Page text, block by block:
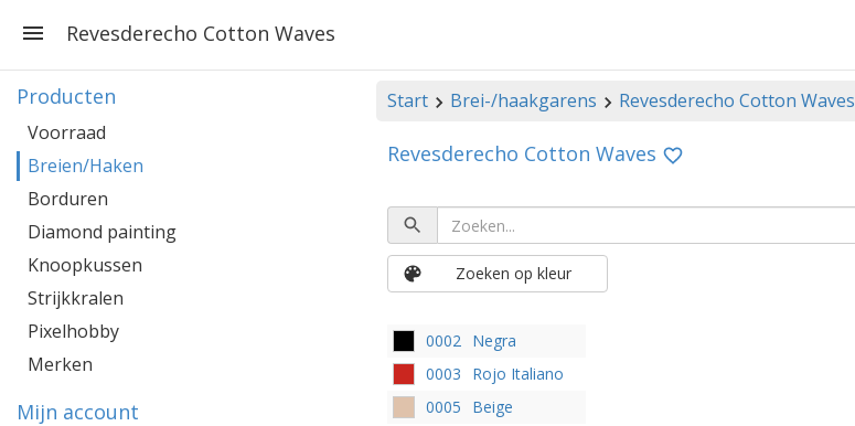
Revesderecho Cotton Waves
Start Brei-/haakgarens Revesderecho Cotton Waves
Revesderecho Cotton Waves
Zoeken op kleur
0002 Negra
0003
Rojo Italiano
0005
Beige
Producten
Voorraad
Breien/Haken
Borduren
Diamond painting
Knoopkussen
Strijkkralen
Pixelhobby
Merken
Mijn account